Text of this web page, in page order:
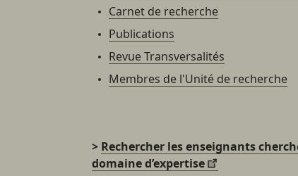
Carnet de recherche
Publications
Revue Transversalités
Membres de l'Unité de recherche
> Rechercher les enseignants
domaine d’expertise